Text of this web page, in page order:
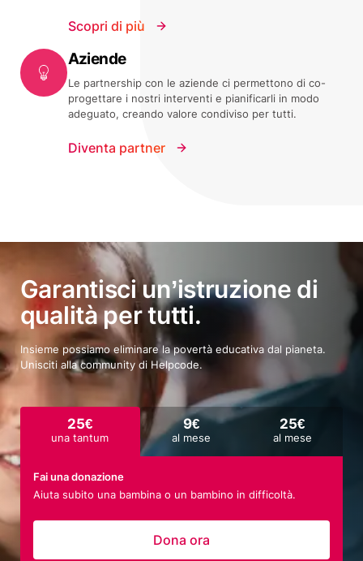
Scopri di più
Aziende
Le partnership con le aziende ci permettono di co-
progettare i nostri interventi e pianificarli in modo
adeguato, creando valore condiviso per tutti.
Diventa partner
Garantisci un’istruzione di
qualità per tutti.
Insieme possiamo eliminare la povertà educativa dal pianeta.
Unisciti alla community di Helpcode.
25€
una tantum
9€
al mese
25€
al mese
Fai una donazione
Aiuta subito una bambina o un bambino in difficoltà.
Dona ora